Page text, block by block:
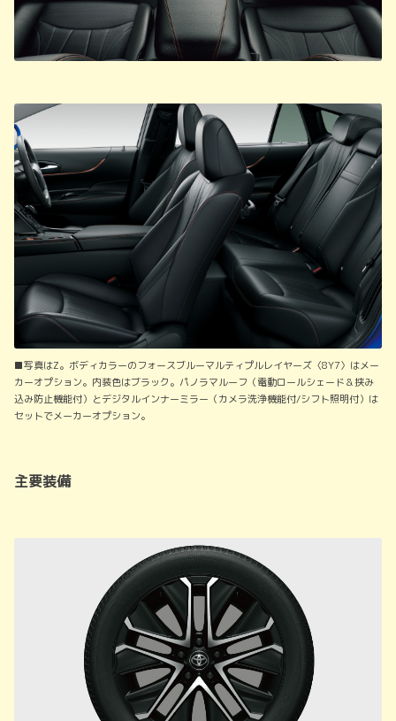
■写真はZ。ボディカラーのフォースブルーマルティプルレイヤーズ〈8Y7〉はメー
カーオプション。内装色はブラック。パノラマルーフ（電動ロールシェード＆挟み
込み防止機能付）とデジタルインナーミラー（カメラ洗浄機能付/シフト照明付）は
セットでメーカーオプション。
主要装備